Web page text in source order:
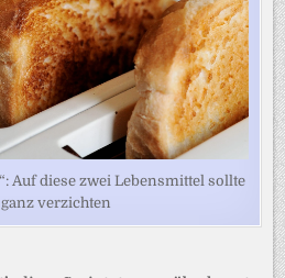
Auf diese zwei Lebensmittel sollte
verzichten